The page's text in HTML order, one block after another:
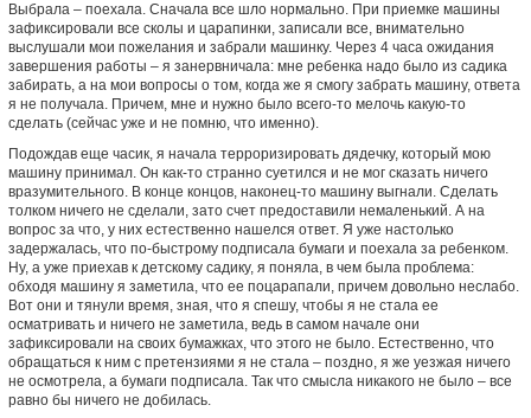
Выбрала – поехала. Сначала все шло нормально. При приемке машины
зафиксировали все сколы и царапинки, записали все, внимательно
выслушали мои пожелания и забрали машинку. Через 4 часа ожидания
завершения работы – я занервничала: мне ребенка надо было из садика
забирать, а на мои вопросы о том, когда же я смогу забрать машину, ответа
я не получала. Причем, мне и нужно было всего-то мелочь какую-то
сделать (сейчас уже и не помню, что именно).
Подождав еще часик, я начала терроризировать дядечку, который мою
машину принимал. Он как-то странно суетился и не мог сказать ничего
вразумительного. В конце концов, наконец-то машину выгнали. Сделать
толком ничего не сделали, зато счет предоставили немаленький. А на
вопрос за что, у них естественно нашелся ответ. Я уже настолько
задержалась, что по-быстрому подписала бумаги и поехала за ребенком.
Ну, а уже приехав к детскому садику, я поняла, в чем была проблема:
обходя машину я заметила, что ее поцарапали, причем довольно неслабо.
Вот они и тянули время, зная, что я спешу, чтобы я не стала ее
осматривать и ничего не заметила, ведь в самом начале они
зафиксировали на своих бумажках, что этого не было. Естественно, что
обращаться к ним с претензиями я не стала – поздно, я же уезжая ничего
не осмотрела, а бумаги подписала. Так что смысла никакого не было – все
равно бы ничего не добилась.